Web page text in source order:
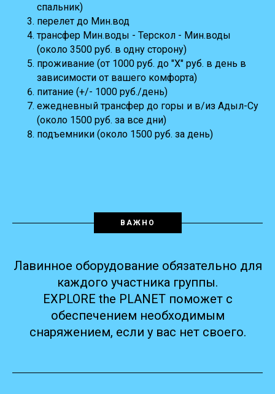
спальник)
перелет до Мин.вод
трансфер Мин.воды - Терскол - Мин.воды
(около 3500 руб. в одну сторону)
проживание (от 1000 руб. до "Х" руб. в день в
зависимости от вашего комфорта)
питание (+/- 1000 руб./день)
ежедневный трансфер до горы и в/из Адыл-Су
(около 1500 руб. за все дни)
подъемники (около 1500 руб. за день)
ВАЖНО
Лавинное оборудование обязательно для
каждого участника группы.
EXPLORE the PLANET поможет с
обеспечением необходимым
снаряжением, если у вас нет своего.